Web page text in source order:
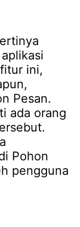
ini,
Pesan.
ada orang
Pohon
pengguna